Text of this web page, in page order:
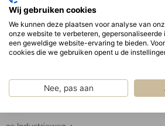
Wij gebruiken cookies
We kunnen deze plaatsen voor analyse van
onze website te verbeteren, gepersonaliseerde
een geweldige website-ervaring te bieden.
cookies die we gebruiken opent u de
Nee, pas aan
Optisch:
Opaal PMMA afscherming.
POP Light B.V.